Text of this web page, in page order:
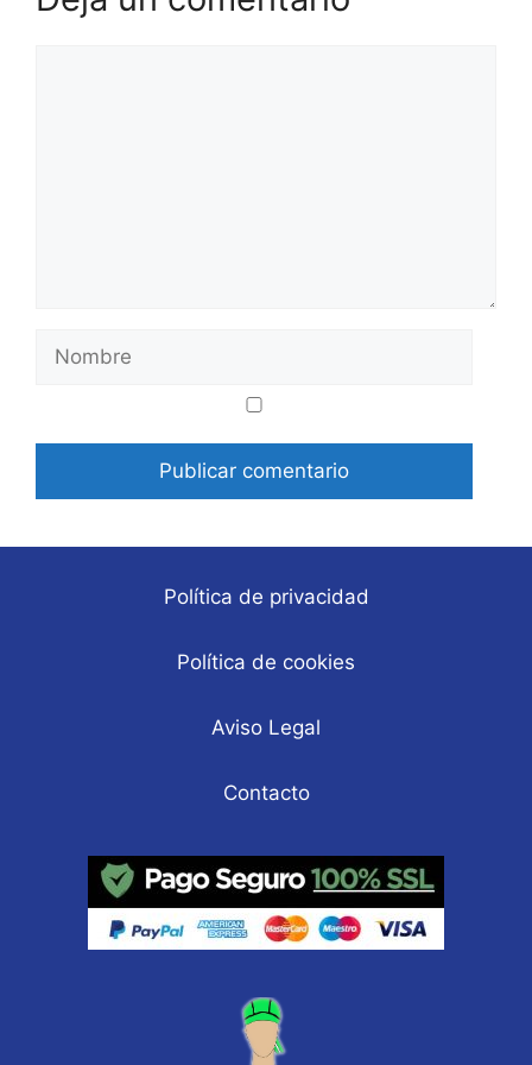
Nombre
electrónico
Política de privacidad
Política de cookies
Aviso Legal
Contacto